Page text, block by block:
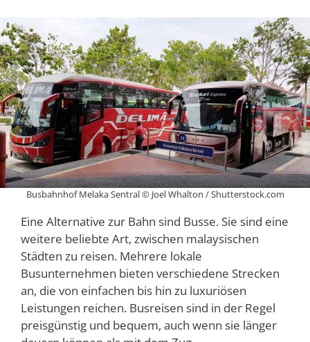
Busbahnhof Melaka Sentral © Joel Whalton / Shutterstock.com
Eine Alternative zur Bahn sind Busse. Sie sind eine
weitere beliebte Art, zwischen malaysischen
Städten zu reisen. Mehrere lokale
Busunternehmen bieten verschiedene Strecken
an, die von einfachen bis hin zu luxuriösen
Leistungen reichen. Busreisen sind in der Regel
preisgünstig und bequem, auch wenn sie länger